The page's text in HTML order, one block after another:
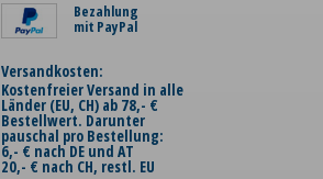
Bezahlung
mit PayPal
Versandkosten:
Kostenfreier Versand in alle
Länder (EU, CH) ab 78,- €
Bestellwert. Darunter
pauschal pro Bestellung:
6,- € nach DE und AT
20,- € nach CH, restl. EU